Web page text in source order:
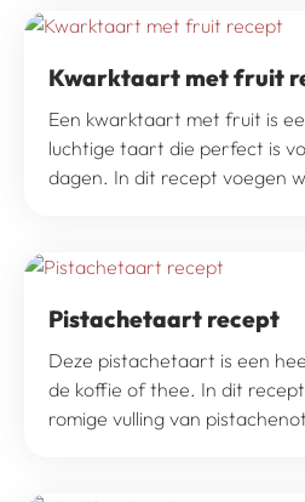
Kwarktaart met fruit
Een kwarktaart met fruit is
luchtige taart die perfect is
dagen. In dit recept voegen
Pistachetaart recept
Deze pistachetaart is een
de koffie of thee. In dit
romige vulling van